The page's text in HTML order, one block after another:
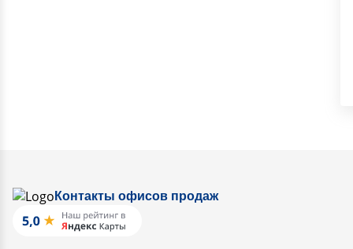
Контакты офисов продаж